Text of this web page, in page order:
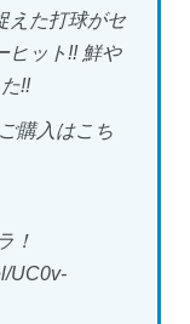
えた打球がセ
ヒット!! 鮮や
!!
購入はこち
！
UC0v-